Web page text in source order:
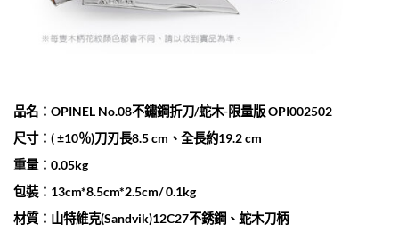
品名：OPINEL No.08不鏽鋼折刀/蛇木-限量版 OPI002502
尺寸：( ±10％)刀刃長8.5 cm、全長約19.2 cm
重量：0.05kg
包裝：13cm*8.5cm*2.5cm/ 0.1kg
材質：山特維克(Sandvik)12C27不銹鋼、蛇木刀柄